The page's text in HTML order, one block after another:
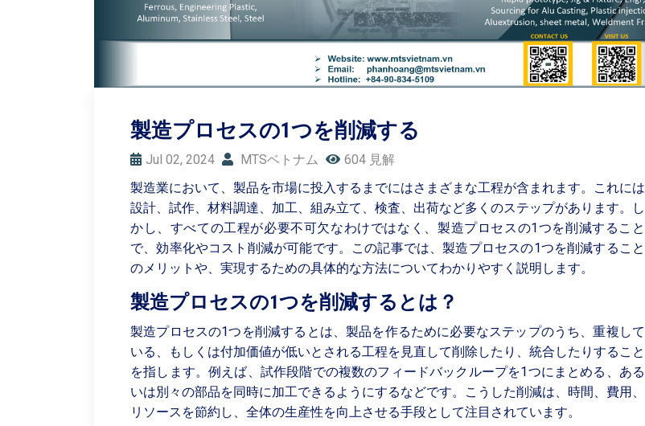
製造プロセスの1つを削減する
Jul 02, 2024 MTSベトナム
604 見解
製造業において、製品を市場に投入するまでにはさまざまな工程が含まれます。これには
設計、試作、材料調達、加工、組み立て、検査、出荷など多くのステップがあります。し
かし、すべての工程が必要不可欠なわけではなく、製造プロセスの1つを削減すること
で、効率化やコスト削減が可能です。この記事では、製造プロセスの1つを削減すること
のメリットや、実現するための具体的な方法についてわかりやすく説明します。
製造プロセスの1つを削減するとは？
製造プロセスの1つを削減するとは、製品を作るために必要なステップのうち、重複して
いる、もしくは付加価値が低いとされる工程を見直して削除したり、統合したりすること
を指します。例えば、試作段階での複数のフィードバックループを1つにまとめる、ある
いは別々の部品を同時に加工できるようにするなどです。こうした削減は、時間、費用、
リソースを節約し、全体の生産性を向上させる手段として注目されています。